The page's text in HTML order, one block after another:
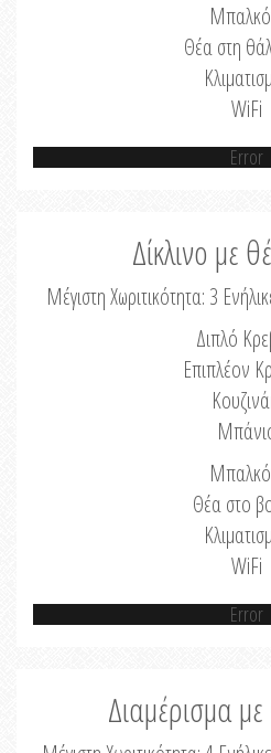
Θέα στη
WiFi
Error
Δίκλινο με
Μέγιστη Χωριτικότητα: 3
Διπλό
Επιπλέον
Θέα στο
WiFi
Error
Διαμέρισμα